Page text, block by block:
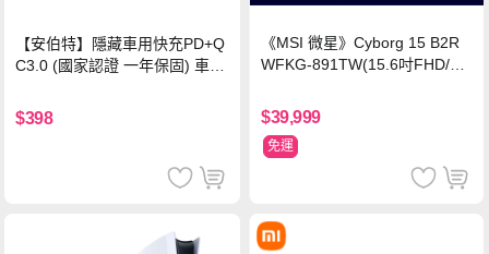
【安伯特】隱藏車用快充PD+Q
C3.0 (國家認證 一年保固) 車充
$398
《MSI 微星》Cyborg 15 B2R
WFKG-891TW(15.6吋FHD/Co
X5060/Win11)
$39,999
免運